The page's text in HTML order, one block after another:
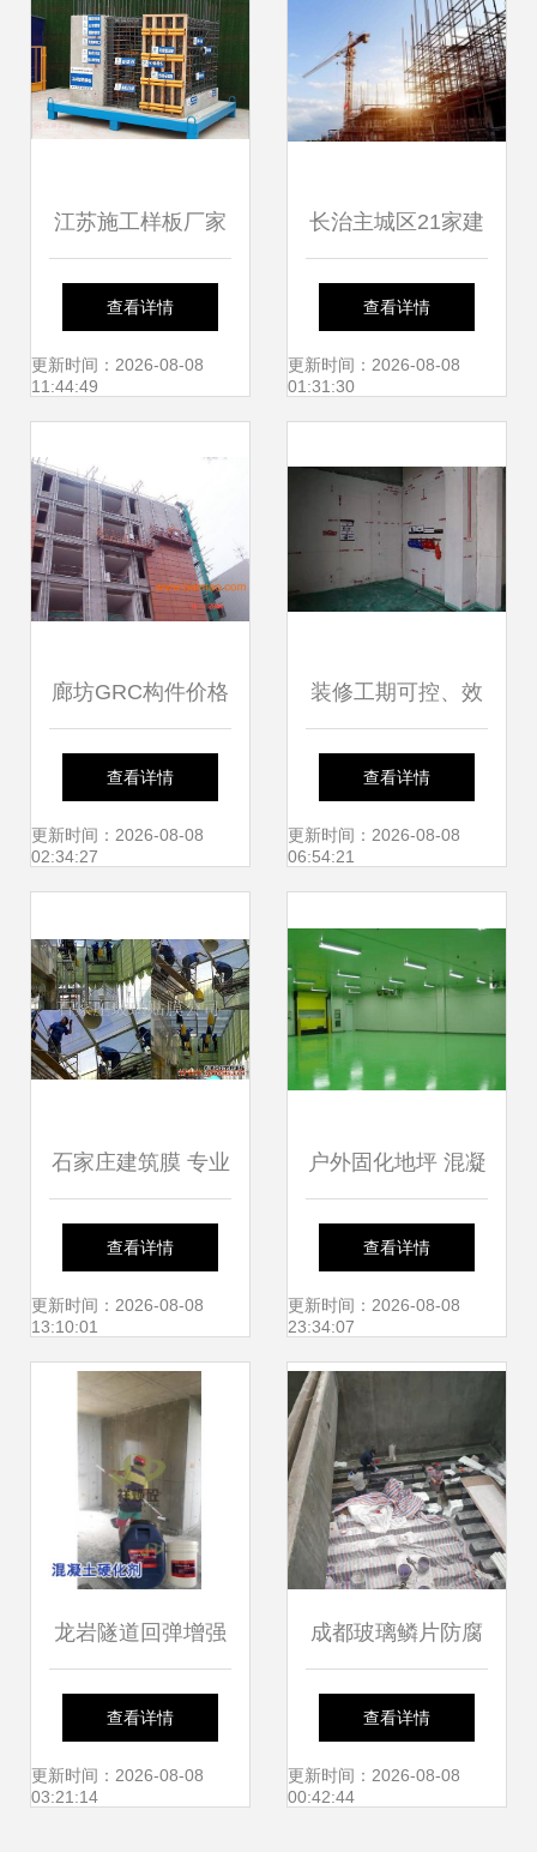
江苏施工样板厂家
汉坤实业 产品辐射
全国，打造建筑施
查看详情
更新时间：2026-08-08
11:44:49
长治主城区21家建
筑工地具备复工条
件，施工服务全力
查看详情
更新时间：2026-08-08
01:31:30
廊坊GRC构件价格
与厂家优势解析
——宏京建材为您
饰方案
查看详情
更新时间：2026-08-08
02:34:27
装修工期可控、效
果可期，究竟有多
难？看看这些施工
查看详情
更新时间：2026-08-08
06:54:21
石家庄建筑膜 专业
施工与优质服务构
筑美好未来
查看详情
更新时间：2026-08-08
13:10:01
户外固化地坪 混凝
土固化抛光染色一
体化的建筑施工服
务解析
查看详情
更新时间：2026-08-08
23:34:07
龙岩隧道回弹增强
剂 提升建筑施工质
量的高效工具
查看详情
更新时间：2026-08-08
03:21:14
成都玻璃鳞片防腐
工程 防腐施工
查看详情
更新时间：2026-08-08
00:42:44